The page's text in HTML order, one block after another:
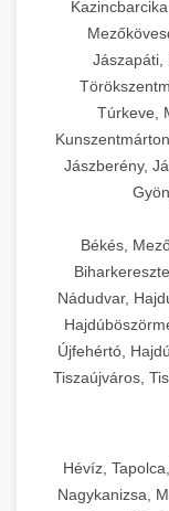
Jászapáti,
Túrkeve,
Jászberény,
Békés,
Nádudvar,
Újfehértó,
Tiszaújváros,
Hévíz,
Nagykanizsa,